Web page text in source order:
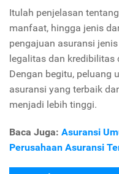
Itulah penjelasan
manfaat, hingga jenis
pengajuan asuransi
legalitas dan kredibilitas
Dengan begitu, peluang
asuransi yang terbaik
menjadi lebih tinggi.
Baca Juga: Asuransi
Perusahaan Asuransi